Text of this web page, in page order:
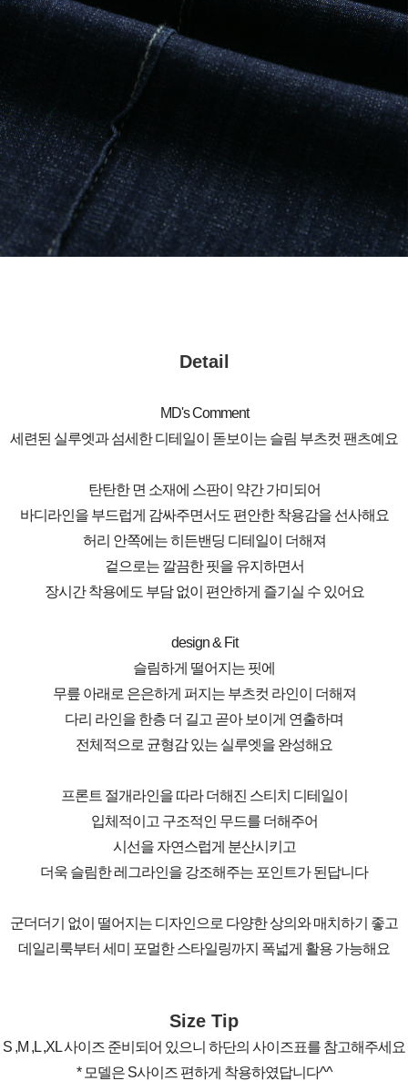
Detail
MD's Comment
세련된 실루엣과 섬세한 디테일이 돋보이는 슬림 부츠컷 팬츠예요
탄탄한 면 소재에 스판이 약간 가미되어
바디라인을 부드럽게 감싸주면서도 편안한 착용감을 선사해요
허리 안쪽에는 히든밴딩 디테일이 더해져
겉으로는 깔끔한 핏을 유지하면서
장시간 착용에도 부담 없이 편안하게 즐기실 수 있어요
design & Fit
슬림하게 떨어지는 핏에
무릎 아래로 은은하게 퍼지는 부츠컷 라인이 더해져
다리 라인을 한층 더 길고 곧아 보이게 연출하며
전체적으로 균형감 있는 실루엣을 완성해요
프론트 절개라인을 따라 더해진 스티치 디테일이
입체적이고 구조적인 무드를 더해주어
시선을 자연스럽게 분산시키고
더욱 슬림한 레그라인을 강조해주는 포인트가 된답니다
군더더기 없이 떨어지는 디자인으로 다양한 상의와 매치하기 좋고
데일리룩부터 세미 포멀한 스타일링까지 폭넓게 활용 가능해요
Size Tip
S ,M ,L ,XL 사이즈 준비되어 있으니 하단의 사이즈표를 참고해주세요
* 모델은 S사이즈 편하게 착용하였답니다^^